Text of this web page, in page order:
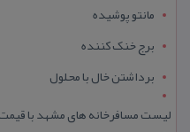
مانتو پوشیده
برج خنک کننده
برداشتن خال با محلول
لیست مسافرخانه های مشهد با قیمت